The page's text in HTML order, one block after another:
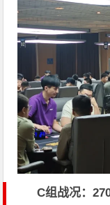
C组战况：